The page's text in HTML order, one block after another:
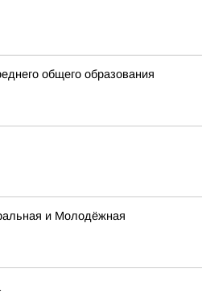
общего образования
и Молодёжная